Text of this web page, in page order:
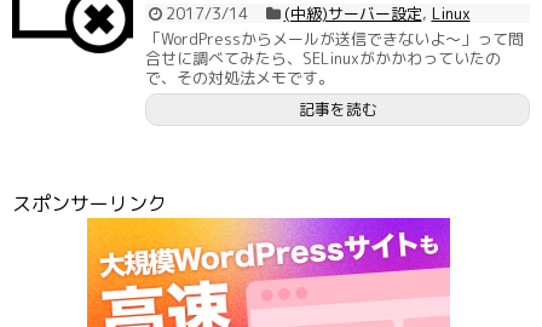
2017/3/14 (中級)サーバー設定, Linux
「WordPressからメールが送信できないよ～」って問
合せに調べてみたら、SELinuxがかかわっていたの
で、その対処法メモです。
記事を読む
スポンサーリンク